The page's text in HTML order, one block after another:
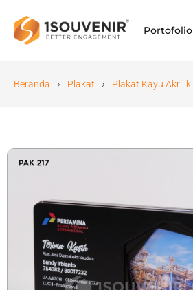
Portofolio
Beranda › Plakat › Plakat Kayu Akrilik